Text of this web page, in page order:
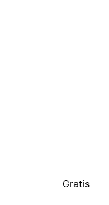
Gratis